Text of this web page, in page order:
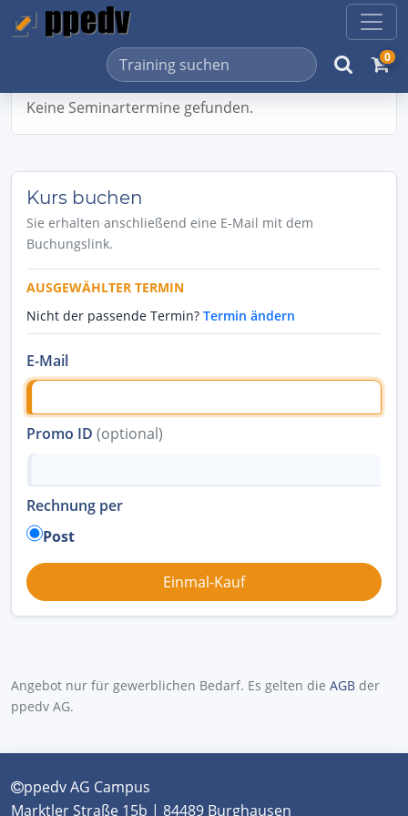
0
Keine Seminartermine gefunden.
Kurs buchen
Sie erhalten anschließend eine E-Mail mit dem
Buchungslink.
AUSGEWÄHLTER TERMIN
Nicht der passende Termin? Termin ändern
E-Mail
Promo ID (optional)
Rechnung per
Post
Angebot nur für gewerblichen Bedarf. Es gelten die AGB der
ppedv AG.
ppedv AG Campus
Marktler Straße 15b | 84489 Burghausen